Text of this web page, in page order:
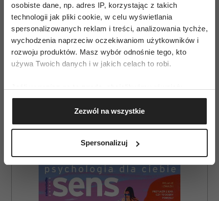
osobiste dane, np. adres IP, korzystając z takich
technologii jak pliki cookie, w celu wyświetlania
spersonalizowanych reklam i treści, analizowania tychże,
wychodzenia naprzeciw oczekiwaniom użytkowników i
rozwoju produktów. Masz wybór odnośnie tego, kto
używa Twoich danych i w jakich celach to robi.
Gromadzić dane dotyczące Twojej lokalizacji
geograficznej z dokładnością nawet do kilku metrów
Identyfikować Twoje urządzenie, aktywnie
(fingerprinting, czyli wirtualny odcisk palca)
dane są przetwarzane oraz ustaw własne preferencje w
sekcji szczegółów. W Deklaracji plików cookie możesz
zmienić lub wycofać swoją zgodę w dowolnej chwili.
Zezwól na wszystkie
Spersonalizuj
edycji MasterChef Junior, do której nagrania
ruszają już w grudniu, a w której po raz drugi
również sponsorem nagród będzie marka Bosch.
Zobacz również:roboty kuchenne sklep
AUTOPROMOCJA